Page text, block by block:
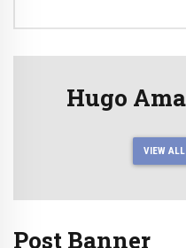
Hugo
VIEW
Post Banner